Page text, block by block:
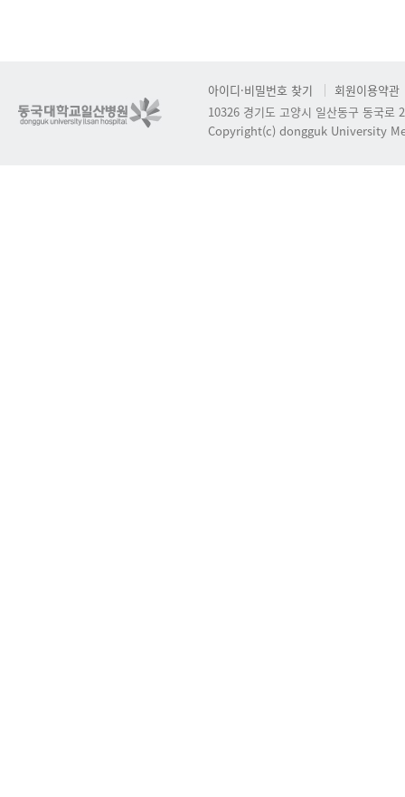
아이디·비밀번호 찾기
회원이용약관
10326 경기도 고양시 일산동구 동국로
Copyright(c) dongguk University